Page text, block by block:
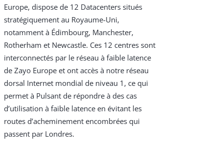
Europe, dispose de 12 Datacenters situés
stratégiquement au Royaume-Uni,
notamment à Édimbourg, Manchester,
Rotherham et Newcastle. Ces 12 centres sont
interconnectés par le réseau à faible latence
de Zayo Europe et ont accès à notre réseau
dorsal Internet mondial de niveau 1, ce qui
permet à Pulsant de répondre à des cas
d’utilisation à faible latence en évitant les
routes d’acheminement encombrées qui
passent par Londres.